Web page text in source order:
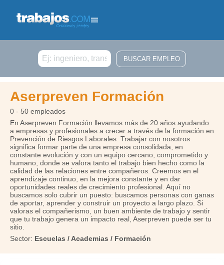
Buscar
Aserpreven Formación
0 - 50 empleados
En Aserpreven Formación llevamos más de 20 años ayudando
a empresas y profesionales a crecer a través de la formación en
Prevención de Riesgos Laborales. Trabajar con nosotros
significa formar parte de una empresa consolidada, en
constante evolución y con un equipo cercano, comprometido y
humano, donde se valora tanto el trabajo bien hecho como la
calidad de las relaciones entre compañeros. Creemos en el
aprendizaje continuo, en la mejora constante y en dar
oportunidades reales de crecimiento profesional. Aquí no
buscamos solo cubrir un puesto: buscamos personas con ganas
de aportar, aprender y construir un proyecto a largo plazo. Si
valoras el compañerismo, un buen ambiente de trabajo y sentir
que tu trabajo genera un impacto real, Aserpreven puede ser tu
sitio.
Sector: Escuelas / Academias / Formación